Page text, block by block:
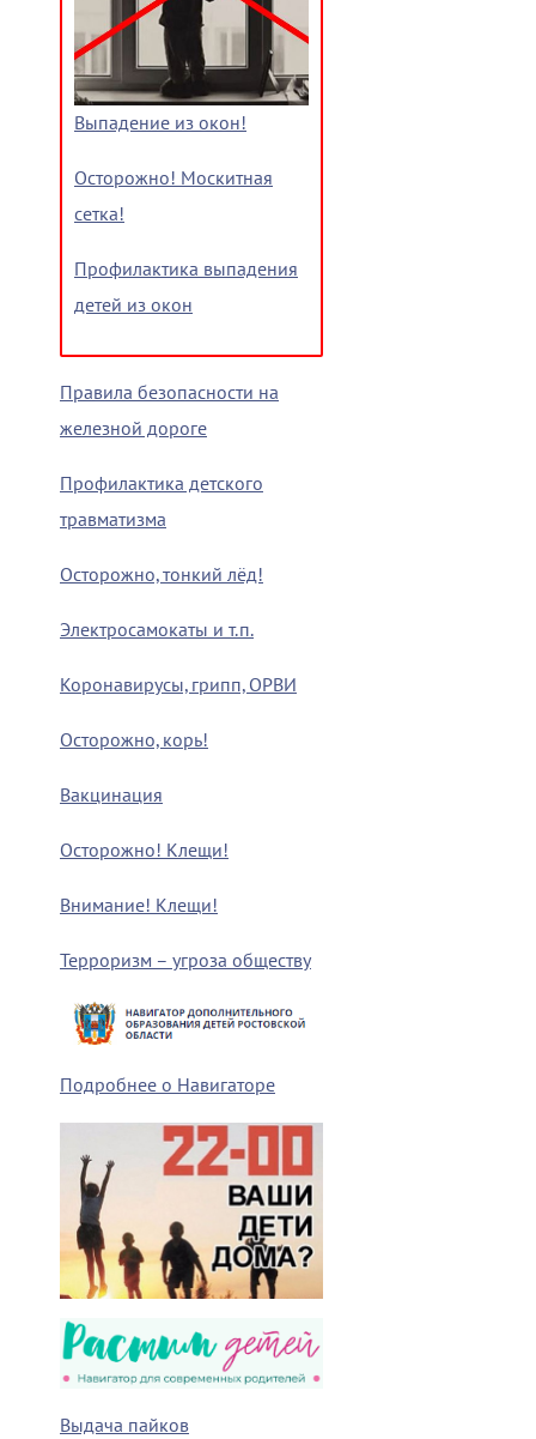
Выпадение из окон!
Осторожно! Москитная
сетка!
Профилактика выпадения
детей из окон
Правила безопасности на
железной дороге
Профилактика детского
травматизма
Осторожно, тонкий лёд!
Электросамокаты и т.п.
Коронавирусы, грипп, ОРВИ
Осторожно, корь!
Вакцинация
Осторожно! Клещи!
Внимание! Клещи!
Терроризм – угроза обществу
Подробнее о Навигаторе
Выдача пайков